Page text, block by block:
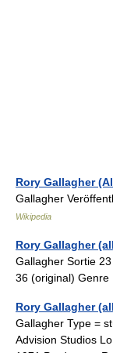
Rory Gallagher
Gallagher
Wikipedia
Rory Gallagher
Gallagher Sortie
36 (original)
Rory Gallagher
Gallagher Type =
Advision Studios